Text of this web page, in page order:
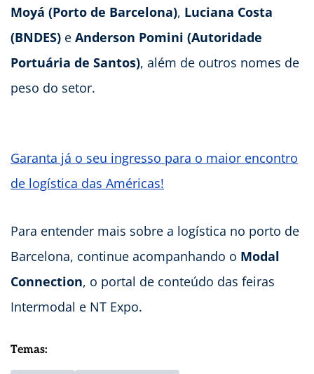
Moyá (Porto de Barcelona), Luciana Costa
(BNDES) e Anderson Pomini (Autoridade
Portuária de Santos), além de outros nomes de
peso do setor.
Garanta já o seu ingresso para o maior encontro
de logística das Américas!
Para entender mais sobre a logística no porto de
Barcelona, continue acompanhando o Modal
Connection, o portal de conteúdo das feiras
Intermodal e NT Expo.
Temas: